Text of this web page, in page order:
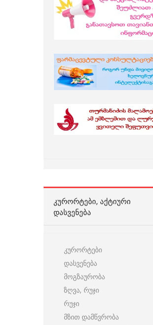
ᲙᲣᲠᲝᲠᲢᲔᲑᲘ, ᲐᲥᲢᲘᲣᲠᲘ
ᲓᲐᲡᲕᲔᲜᲔᲑᲐ
კურორტები
დასვენება
მოგზაურობა
ზღვა, რუჯი
რუჯი
მზით დამწვრობა